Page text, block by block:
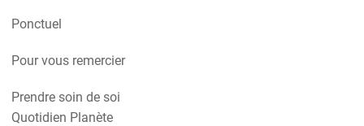
Ponctuel
Pour vous remercier
Prendre soin de soi
Quotidien Planète